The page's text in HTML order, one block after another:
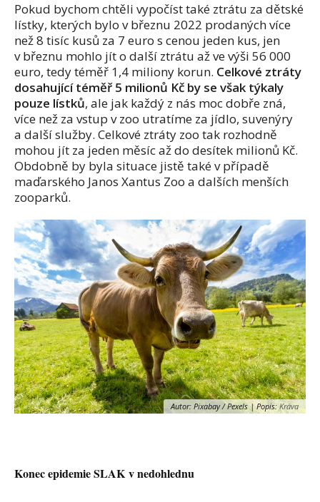
Pokud bychom chtěli vypočíst také ztrátu za dětské
lístky, kterých bylo v březnu 2022 prodaných více
než 8 tisíc kusů za 7 euro s cenou jeden kus, jen
v březnu mohlo jít o další ztrátu až ve výši 56 000
euro, tedy téměř 1,4 miliony korun. Celkové ztráty
dosahující téměř 5 milionů Kč by se však týkaly
pouze lístků, ale jak každý z nás moc dobře zná,
více než za vstup v zoo utratíme za jídlo, suvenýry
a další služby. Celkové ztráty zoo tak rozhodně
mohou jít za jeden měsíc až do desítek milionů Kč.
Obdobně by byla situace jistě také v případě
maďarského Janos Xantus Zoo a dalších menších
zooparků.
Autor: Pixabay / Pexels | Popis:Kráva
Konec epidemie SLAK v nedohlednu